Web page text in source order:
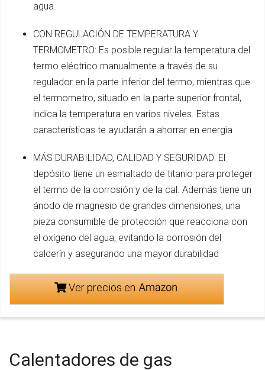
agua.
CON REGULACIÓN DE TEMPERATURA Y
TERMOMETRO: Es posible regular la temperatura del
termo eléctrico manualmente a través de su
regulador en la parte inferior del termo, mientras que
el termometro, situado en la parte superior frontal,
indica la temperatura en varios niveles. Estas
características te ayudarán a ahorrar en energia
MÁS DURABILIDAD, CALIDAD Y SEGURIDAD: El
depósito tiene un esmaltado de titanio para proteger
el termo de la corrosión y de la cal. Además tiene un
ánodo de magnesio de grandes dimensiones, una
pieza consumible de protección que reacciona con
el oxígeno del agua, evitando la corrosión del
calderín y asegurando una mayor durabilidad
Ver precios en
Calentadores de gas